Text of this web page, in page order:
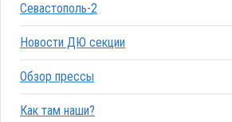
Севастополь-2
Новости ДЮ секции
Обзор прессы
Как там наши?